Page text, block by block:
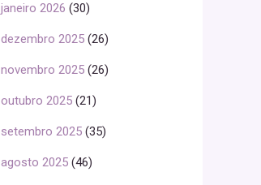
janeiro 2026 (30)
dezembro 2025 (26)
novembro 2025 (26)
outubro 2025 (21)
setembro 2025 (35)
agosto 2025 (46)